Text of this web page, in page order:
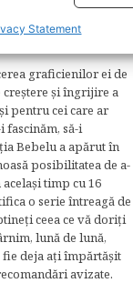
Statement
graficienilor ei de
creştere şi îngrijire a
pentru cei care ar
să-i
Bebelu a apărut în
posibilitatea de a-
timp cu 16
o serie întreagă de
ceea ce vă doriţi
lună de lună,
fie deja aţi împărtăşit
avizate.